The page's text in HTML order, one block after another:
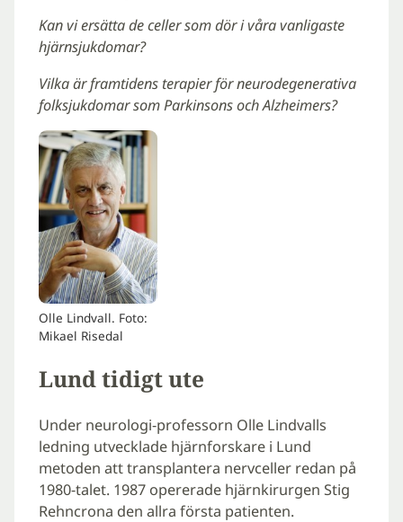
Kan vi ersätta de celler som dör i våra vanligaste
hjärnsjukdomar?
Vilka är framtidens terapier för neurodegenerativa
folksjukdomar som Parkinsons och Alzheimers?
Olle Lindvall. Foto:
Mikael Risedal
Lund tidigt ute
Under neurologi-professorn Olle Lindvalls
ledning utvecklade hjärnforskare i Lund
metoden att transplantera nervceller redan på
1980-talet. 1987 opererade hjärnkirurgen Stig
Rehncrona den allra första patienten.